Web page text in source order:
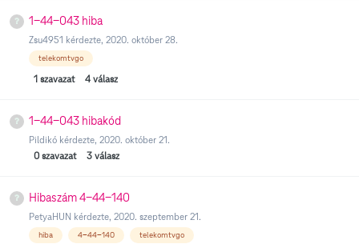
1-44-043 hiba
Zsu4951 kérdezte, 2020. október 28.
telekomtvgo
1 szavazat 4 válasz
1-44-043 hibakód
Pildikó kérdezte, 2020. október 21.
0 szavazat 3 válasz
Hibaszám 4-44-140
PetyaHUN kérdezte, 2020. szeptember 21.
hiba 4-44-140 telekomtvgo